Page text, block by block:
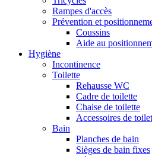
Rampes d'accès
Prévention et
Coussins
Aide au
Hygiène
Incontinence
Toilette
Rehausse WC
Cadre de toilette
Chaise de toilette
Accessoires de
Bain
Planches de bain
Sièges de bain fixes